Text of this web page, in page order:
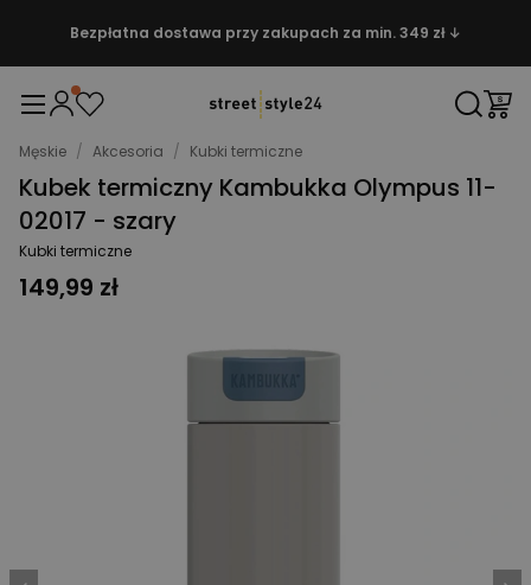
Bezpłatna dostawa przy zakupach za min. 349 zł ↓
Męskie / Akcesoria / Kubki termiczne
Kubek termiczny Kambukka Olympus 11-
02017 - szary
Kubki termiczne
149,99 zł